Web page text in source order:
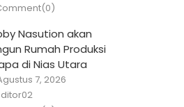
Nasution akan
Rumah Produksi
di Nias Utara
7, 2026